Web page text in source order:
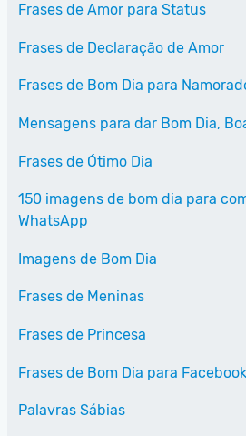
Frases de Amor para Status
Frases de Declaração de Amor
Frases de Bom Dia para
Mensagens para dar Bom Dia,
Frases de Ótimo Dia
150 imagens de bom dia para
WhatsApp
Imagens de Bom Dia
Frases de Meninas
Frases de Princesa
Frases de Bom Dia para Facebook
Palavras Sábias